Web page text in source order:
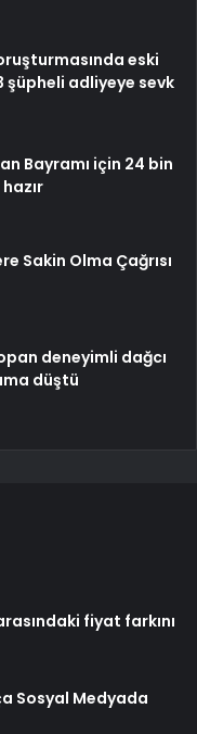
eski
şüpheli adliyeye sevk
Bayramı için 24 bin
Sakin Olma Çağrısı
deneyimli dağcı
düştü
fiyat farkını
Sosyal Medyada